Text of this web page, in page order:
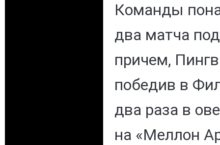
Команды
два матча
причем,
победив в
два раза в
на «Меллон